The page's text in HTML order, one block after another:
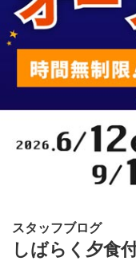
スタッフブログ
しばらく夕食